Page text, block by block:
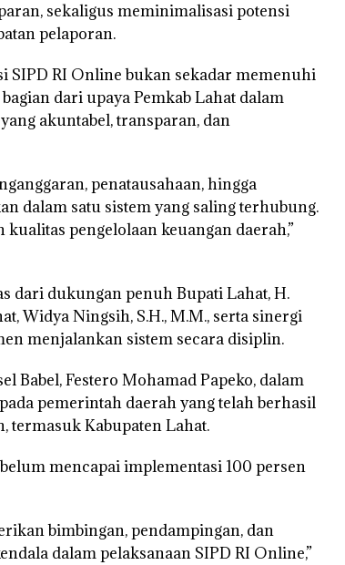
sekaligus meminimalisasi potensi
pelaporan.
SIPD RI Online bukan sekadar memenuhi
dari upaya Pemkab Lahat dalam
akuntabel, transparan, dan
penatausahaan, hingga
dalam satu sistem yang saling terhubung.
pengelolaan keuangan daerah,”
dari dukungan penuh Bupati Lahat, H.
Widya Ningsih, S.H., M.M., serta sinergi
menjalankan sistem secara disiplin.
Babel, Festero Mohamad Papeko, dalam
pemerintah daerah yang telah berhasil
termasuk Kabupaten Lahat.
mencapai implementasi 100 persen
bimbingan, pendampingan, dan
dalam pelaksanaan SIPD RI Online,”